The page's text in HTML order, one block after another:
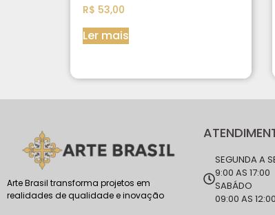
R$ 53,00
Ler mais
Arte Brasil transforma projetos em
realidades de qualidade e inovação
SEGUNDA A
9:00 AS 17:00
SABÁDO
09:00 AS 12:00